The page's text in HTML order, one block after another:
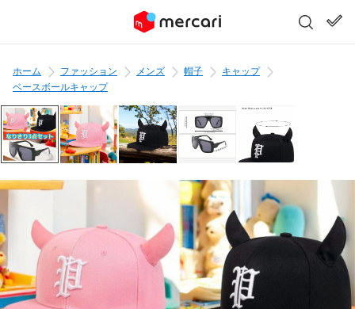
ホーム ファッション メンズ 帽子
キャップ
ベースボールキャップ